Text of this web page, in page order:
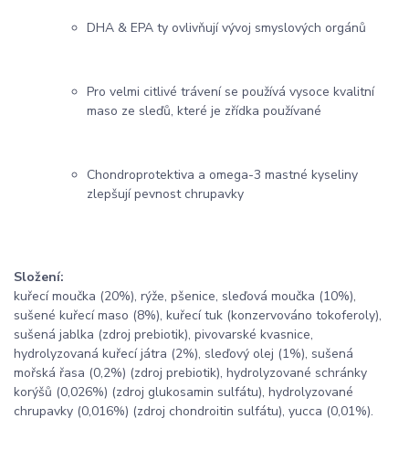
DHA & EPA ty ovlivňují vývoj smyslových orgánů
Pro velmi citlivé trávení se používá vysoce kvalitní
maso ze sleďů, které je zřídka používané
Chondroprotektiva a omega-3 mastné kyseliny
zlepšují pevnost chrupavky
Složení:
kuřecí moučka (20%), rýže, pšenice, sleďová moučka (10%),
sušené kuřecí maso (8%), kuřecí tuk (konzervováno tokoferoly),
sušená jablka (zdroj prebiotik), pivovarské kvasnice,
hydrolyzovaná kuřecí játra (2%), sleďový olej (1%), sušená
mořská řasa (0,2%) (zdroj prebiotik), hydrolyzované schránky
korýšů (0,026%) (zdroj glukosamin sulfátu), hydrolyzované
chrupavky (0,016%) (zdroj chondroitin sulfátu), yucca (0,01%).